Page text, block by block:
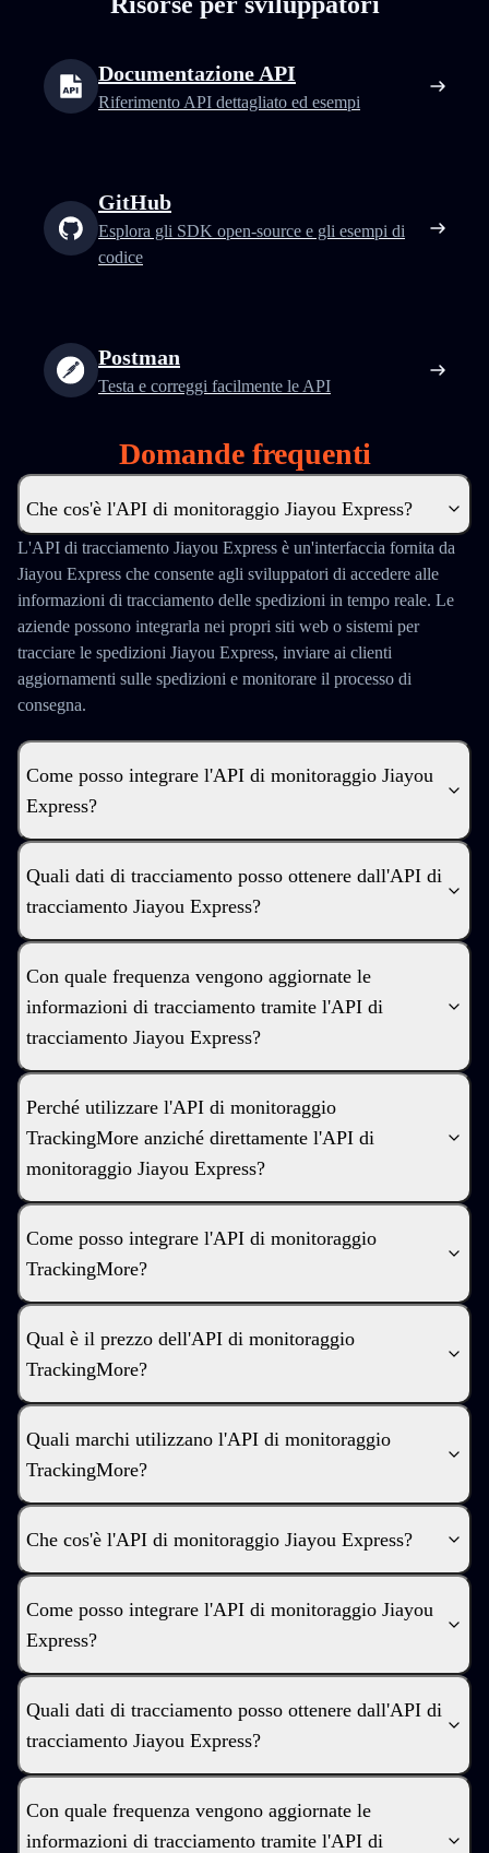
Documentazione API
Riferimento API dettagliato ed esempi
GitHub
Esplora gli SDK open-source e gli esempi di
codice
Postman
Testa e correggi facilmente le API
Domande frequenti
Che cos'è l'API di monitoraggio Jiayou Express?
L'API di tracciamento Jiayou Express è un'interfaccia fornita da
Jiayou Express che consente agli sviluppatori di accedere alle
informazioni di tracciamento delle spedizioni in tempo reale. Le
aziende possono integrarla nei propri siti web o sistemi per
tracciare le spedizioni Jiayou Express, inviare ai clienti
aggiornamenti sulle spedizioni e monitorare il processo di
consegna.
Come posso integrare l'API di monitoraggio Jiayou
Express?
Quali dati di tracciamento posso ottenere dall'API di
tracciamento Jiayou Express?
Con quale frequenza vengono aggiornate le
informazioni di tracciamento tramite l'API di
tracciamento Jiayou Express?
Perché utilizzare l'API di monitoraggio
TrackingMore anziché direttamente l'API di
monitoraggio Jiayou Express?
Come posso integrare l'API di monitoraggio
TrackingMore?
Qual è il prezzo dell'API di monitoraggio
TrackingMore?
Quali marchi utilizzano l'API di monitoraggio
TrackingMore?
Che cos'è l'API di monitoraggio Jiayou Express?
Come posso integrare l'API di monitoraggio Jiayou
Express?
Quali dati di tracciamento posso ottenere dall'API di
tracciamento Jiayou Express?
Con quale frequenza vengono aggiornate le
informazioni di tracciamento tramite l'API di